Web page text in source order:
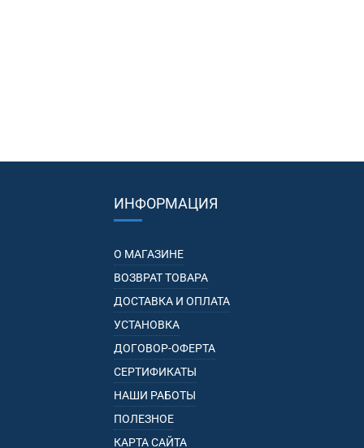
ИНФОРМАЦИЯ
О МАГАЗИНЕ
ВОЗВРАТ ТОВАРА
ДОСТАВКА И ОПЛАТА
УСТАНОВКА
ДОГОВОР-ОФЕРТА
СЕРТИФИКАТЫ
НАШИ РАБОТЫ
ПОЛЕЗНОЕ
КАРТА САЙТА